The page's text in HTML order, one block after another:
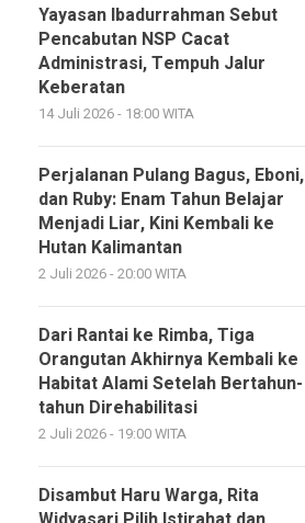
Yayasan Ibadurrahman Sebut
Pencabutan NSP Cacat
Administrasi, Tempuh Jalur
Keberatan
14 Juli 2026 - 18:00 WITA
Perjalanan Pulang Bagus, Eboni,
dan Ruby: Enam Tahun Belajar
Menjadi Liar, Kini Kembali ke
Hutan Kalimantan
2 Juli 2026 - 20:00 WITA
Dari Rantai ke Rimba, Tiga
Orangutan Akhirnya Kembali ke
Habitat Alami Setelah Bertahun-
tahun Direhabilitasi
2 Juli 2026 - 19:00 WITA
Disambut Haru Warga, Rita